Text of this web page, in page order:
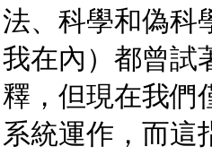
法、科學和偽科
我在內）都曾試
釋，但現在我們
系統運作，而這